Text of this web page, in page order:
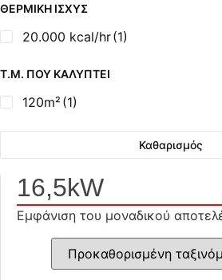
ΘΕΡΜΙΚΉ ΙΣΧΎΣ
20.000 kcal/hr(1)
Τ.Μ. ΠΟΥ ΚΑΛΎΠΤΕΙ
120m² (1)
Καθαρισμός
16,5kW
Εμφάνιση του μοναδικού